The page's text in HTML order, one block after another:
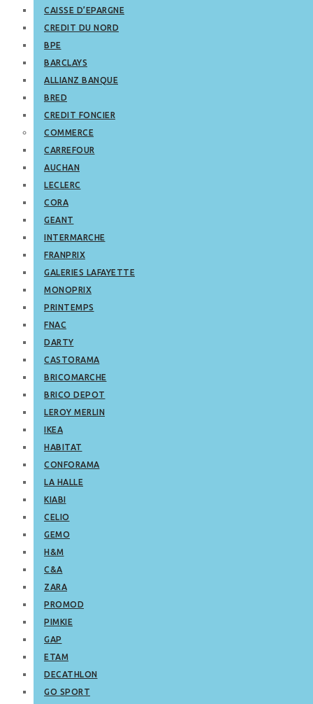
CAISSE D’EPARGNE
CREDIT DU NORD
BPE
BARCLAYS
ALLIANZ BANQUE
BRED
CREDIT FONCIER
COMMERCE
CARREFOUR
AUCHAN
LECLERC
CORA
GEANT
INTERMARCHE
FRANPRIX
GALERIES LAFAYETTE
MONOPRIX
PRINTEMPS
FNAC
DARTY
CASTORAMA
BRICOMARCHE
BRICO DEPOT
LEROY MERLIN
IKEA
HABITAT
CONFORAMA
LA HALLE
KIABI
CELIO
GEMO
H&M
C&A
ZARA
PROMOD
PIMKIE
GAP
ETAM
DECATHLON
GO SPORT